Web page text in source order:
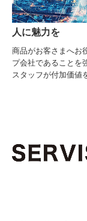
人に魅力を
商品がお客さまへお
プ会社であることを
スタッフが付加価値